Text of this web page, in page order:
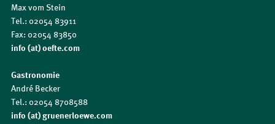
Max vom Stein
Tel.: 02054 83911
Fax: 02054 83850
info (at) oefte.com
Gastronomie
André Becker
Tel.: 02054 8708588
info (at) gruenerloewe.com